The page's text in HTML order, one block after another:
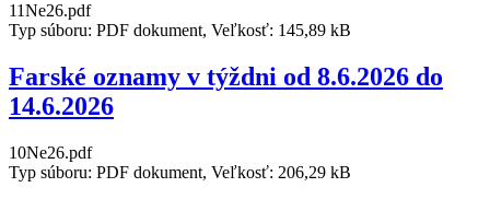
11Ne26.pdf
Typ súboru: PDF dokument, Veľkosť: 145,89 kB
Farské oznamy v týždni od 8.6.2026 do
14.6.2026
10Ne26.pdf
Typ súboru: PDF dokument, Veľkosť: 206,29 kB